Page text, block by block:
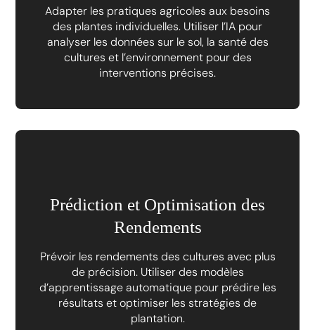
Adapter les pratiques agricoles aux besoins
des plantes individuelles. Utiliser l’IA pour
analyser les données sur le sol, la santé des
cultures et l’environnement pour des
interventions précises.
Prédiction et Optimisation des
Rendements
Prévoir les rendements des cultures avec plus
de précision. Utiliser des modèles
d’apprentissage automatique pour prédire les
résultats et optimiser les stratégies de
plantation.